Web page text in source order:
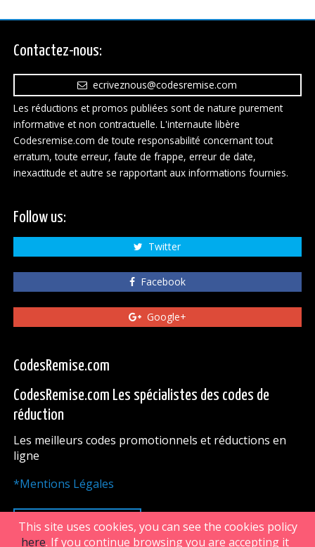
Contactez-nous:
ecriveznous@codesremise.com
Les réductions et promos publiées sont de nature purement
informative et non contractuelle. L'internaute libère
Codesremise.com de toute responsabilité concernant tout
erratum, toute erreur, faute de frappe, erreur de date,
inexactitude et autre se rapportant aux informations fournies.
Follow us:
Twitter
Facebook
Google+
CodesRemise.com
CodesRemise.com Les spécialistes des codes de
réduction
Les meilleurs codes promotionnels et réductions en
ligne
*Mentions Légales
HAUT DE PAGE
This site uses cookies, you can see the cookies policy
here. If you continue browsing you are accepting it